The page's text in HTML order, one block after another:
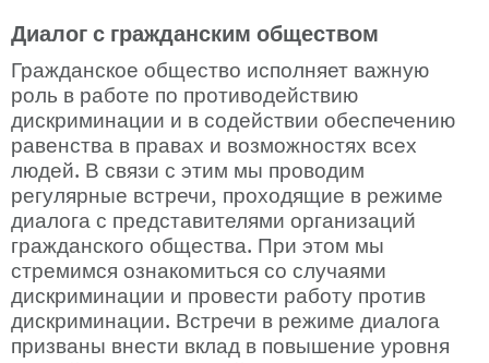
Диалог с гражданским обществом
Гражданское общество исполняет важную
роль в работе по противодействию
дискриминации и в содействии обеспечению
равенства в правах и возможностях всех
людей. В связи с этим мы проводим
регулярные встречи, проходящие в режиме
диалога с представителями организаций
гражданского общества. При этом мы
стремимся ознакомиться со случаями
дискриминации и провести работу против
дискриминации. Встречи в режиме диалога
призваны внести вклад в повышение уровня